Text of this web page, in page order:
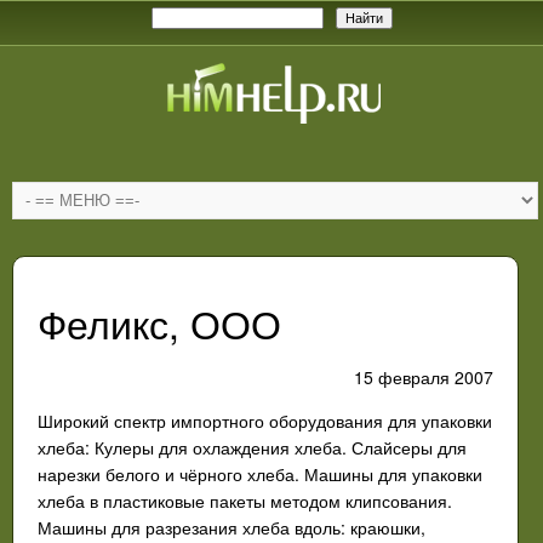
Феликс, ООО
15 февраля 2007
Широкий спектр импортного оборудования для упаковки
хлеба: Кулеры для охлаждения хлеба. Слайсеры для
нарезки белого и чёрного хлеба. Машины для упаковки
хлеба в пластиковые пакеты методом клипсования.
Машины для разрезания хлеба вдоль: краюшки,